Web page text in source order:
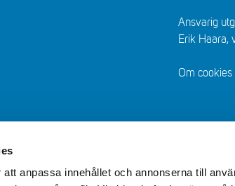
anpassa innehållet och annonserna till
Ansvarig
Erik Haara,
Om cookies